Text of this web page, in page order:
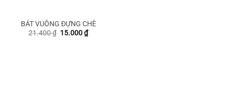
BÁT VUÔNG ĐỰNG CHÈ
21.400₫ Giá
15.000₫Giá
hiện